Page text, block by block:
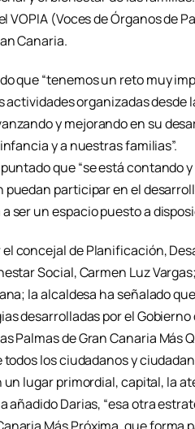
VOPIA (Voces de Órganos de
Canaria.
que “tenemos un reto muy
actividades organizadas desde
y mejorando en su
y a nuestras familias”.
que “se está contando
puedan participar en el
ser un espacio puesto a
concejal de Planificación,
Social, Carmen Luz
la alcaldesa ha señalado
desarrolladas por el Gobierno
Palmas de Gran Canaria Más
todos los ciudadanos y
lugar primordial, capital, la
añadido Darias, “esa otra